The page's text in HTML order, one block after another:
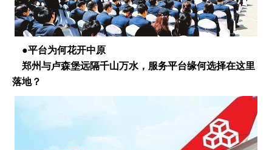
​ ●​​​平台为何花开中原
郑州与卢森堡远隔千山万水，服务平台缘何选择在这里
落地？